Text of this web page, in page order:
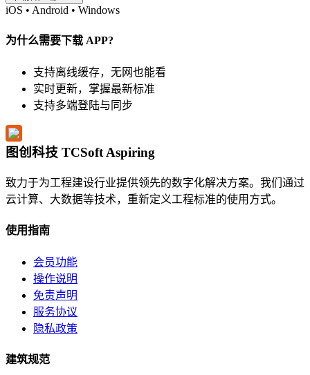
iOS • Android • Windows
为什么需要下载 APP?
支持离线缓存，无网也能看
实时更新，掌握最新标准
支持多端登陆与同步
图创科技 TCSoft Aspiring
致力于为工程建设行业提供领先的数字化解决方案。我们通过
云计算、大数据等技术，重新定义工程标准的使用方式。
使用指南
会员功能
操作说明
免责声明
服务协议
隐私政策
建筑规范